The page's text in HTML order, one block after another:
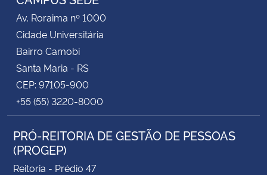
Av. Roraima nº 1000
Cidade Universitária
Bairro Camobi
Santa Maria - RS
CEP: 97105-900
+55 (55) 3220-8000
PRÓ-REITORIA DE GESTÃO DE PESSOAS
(PROGEP)
Reitoria - Prédio 47